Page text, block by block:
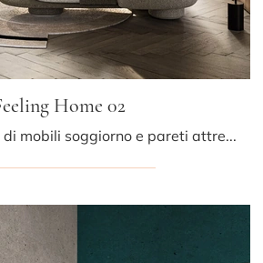
Home 02
Se sei alla ricerca di mobili soggiorno e pareti attrezzate moderne, opta per il modello Feeling Home 02 di Arrital: clicca e ottieni informazioni!